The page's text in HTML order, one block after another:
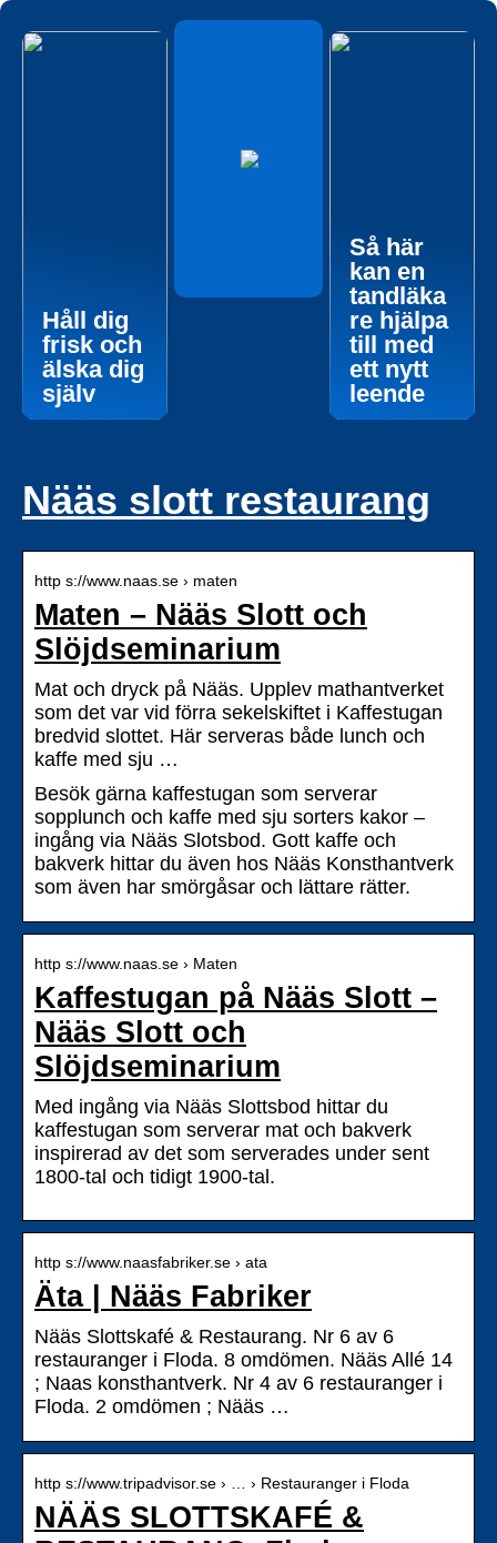
Håll dig
frisk och
älska dig
själv
Så här
kan en
tandläka
re hjälpa
till med
ett nytt
leende
Nääs slott restaurang
http s://www.naas.se › maten
Maten – Nääs Slott och
Slöjdseminarium
Mat och dryck på Nääs. Upplev mathantverket
som det var vid förra sekelskiftet i Kaffestugan
bredvid slottet. Här serveras både lunch och
kaffe med sju …
Besök gärna kaffestugan som serverar
sopplunch och kaffe med sju sorters kakor –
ingång via Nääs Slotsbod. Gott kaffe och
bakverk hittar du även hos Nääs Konsthantverk
som även har smörgåsar och lättare rätter.
http s://www.naas.se › Maten
Kaffestugan på Nääs Slott –
Nääs Slott och
Slöjdseminarium
Med ingång via Nääs Slottsbod hittar du
kaffestugan som serverar mat och bakverk
inspirerad av det som serverades under sent
1800-tal och tidigt 1900-tal.
http s://www.naasfabriker.se › ata
Äta | Nääs Fabriker
Nääs Slottskafé & Restaurang. Nr 6 av 6
restauranger i Floda. 8 omdömen. Nääs Allé 14
; Naas konsthantverk. Nr 4 av 6 restauranger i
Floda. 2 omdömen ; Nääs …
http s://www.tripadvisor.se › … › Restauranger i Floda
NÄÄS SLOTTSKAFÉ &